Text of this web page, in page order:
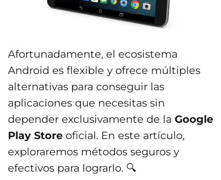
Afortunadamente, el ecosistema
Android es flexible y ofrece múltiples
alternativas para conseguir las
aplicaciones que necesitas sin
depender exclusivamente de la Google
Play Store oficial. En este artículo,
exploraremos métodos seguros y
efectivos para lograrlo. 🔍